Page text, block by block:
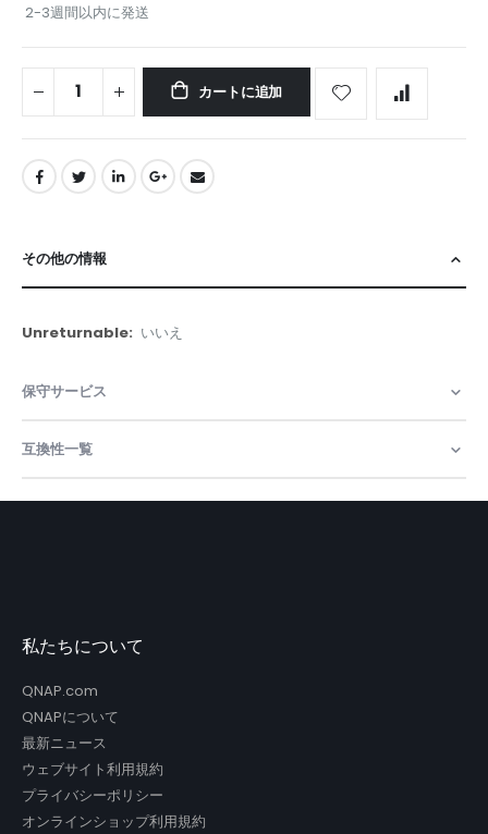
2-3週間以内に発送
カートに追加
その他の情報
そ
の
情
報
いいえ
保守サービス
互換性一覧
私たちについて
QNAP.com
QNAPについて
最新ニュース
ウェブサイト利用規約
プライバシーポリシー
オンラインショップ利用規約